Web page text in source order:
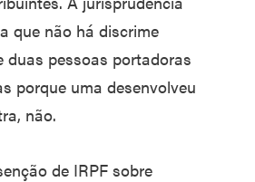
que não há discrime
duas pessoas portadoras
porque uma desenvolveu
não.
de IRPF sobre